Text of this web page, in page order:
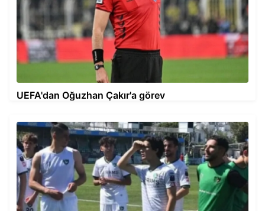
UEFA'dan Oğuzhan Çakır'a görev